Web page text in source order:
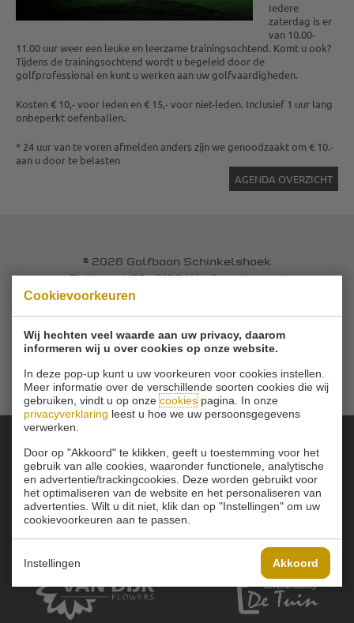
Cookievoorkeuren
Wij hechten veel waarde aan uw privacy, daarom
informeren wij u over cookies op onze website.
In deze pop-up kunt u uw voorkeuren voor cookies instellen.
Meer informatie over de verschillende soorten cookies die wij
gebruiken, vindt u op onzecookiespagina. In onze
privacyverklaring leest u hoe we uw persoonsgegevens
verwerken.
Door op "Akkoord" te klikken, geeft u toestemming voor het
gebruik van alle cookies, waaronder functionele, analytische
en advertentie/trackingcookies. Deze worden gebruikt voor
het optimaliseren van de website en het personaliseren van
advertenties. Wilt u dit niet, klik dan op "Instellingen" om uw
cookievoorkeuren aan te passen.
Instellingen Akkoord
Iedere
zaterdag is er
van 10.00-
11.00 uur weer een leuke en leerzame trainingsochtend. Komt u ook?
Tijdens de trainingsochtend wordt u begeleid door de
golfprofessional en kunt u werken aan uw golfvaardigheden.
Kosten € 10,- voor leden en € 15,- voor niet-leden. Inclusief 1 uur lang
onbeperkt oefenballen.
* 24 uur van te voren afmelden anders zijn we genoodzaakt om € 10.-
aan u door te belasten
AGENDA OVERZICHT
© 2026 Golfbaan Schinkelshoek
Zuidbuurt 79 - 3132 KA Vlaardingen|
Tel
Onze sponsoren: